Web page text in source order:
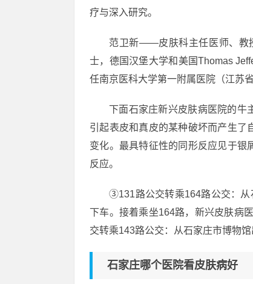
疗与深入研究。
范卫新——皮肤科主任医师、教
士，德国汉堡大学和美国Thomas
任南京医科大学第一附属医院（江苏
下面石家庄新兴皮肤病医院的牛
引起表皮和真皮的某种破坏而产生了
变化。最具特征性的同形反应见于银
反应。
③131路公交转乘164路公交：从
下车。接着乘坐164路，新兴皮肤病
交转乘143路公交：从石家庄市博物
石家庄哪个医院看皮肤病好